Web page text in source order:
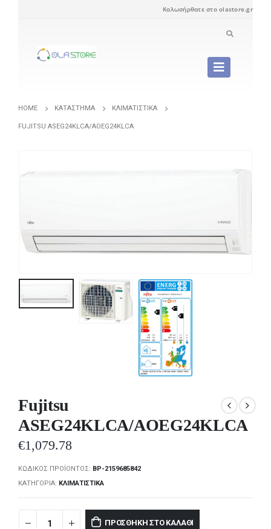
Καλωσήρθατε στο olastore.gr
HOME ΚΑΤΆΣΤΗΜΑ ΚΛΙΜΑΤΙΣΤΙΚΆ
FUJITSU ASEG24KLCA/AOEG24KLCA
Fujitsu
ASEG24KLCA/AOEG24KLCA
€1,079.78
ΚΩΔΙΚΌΣ ΠΡΟΪΌΝΤΟΣ: BP-2159685842
ΚΑΤΗΓΟΡΊΑ: ΚΛΙΜΑΤΙΣΤΙΚΆ
ΠΡΟΣΘΉΚΗ ΣΤΟ ΚΑΛΆΘΙ